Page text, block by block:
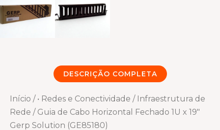
DESCRIÇÃO COMPLETA
Início / • Redes e Conectividade / Infraestrutura de
Rede / Guia de Cabo Horizontal Fechado 1U x 19″
Gerp Solution (GE85180)